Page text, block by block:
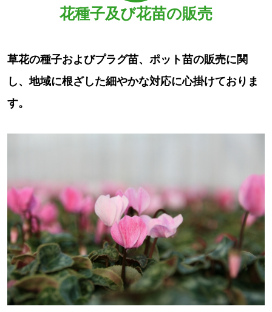
花種子及び花苗の販売
草花の種子およびプラグ苗、ポット苗の販売に関
し、地域に根ざした細やかな対応に心掛けておりま
す。